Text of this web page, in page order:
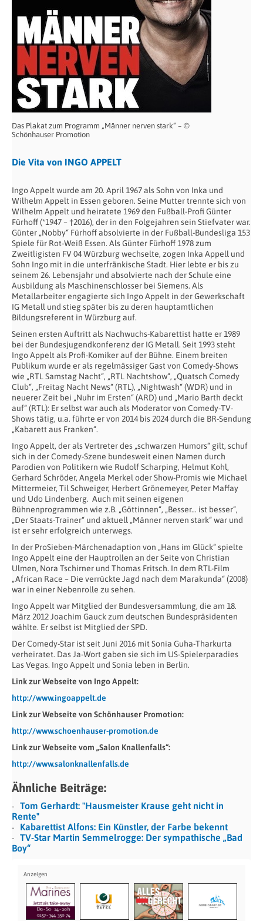
Das Plakat zum Programm „Männer nerven stark“ – ©
Schönhauser Promotion
Die Vita von INGO APPELT
Ingo Appelt wurde am 20. April 1967 als Sohn von Inka und
Wilhelm Appelt in Essen geboren. Seine Mutter trennte sich von
Wilhelm Appelt und heiratete 1969 den Fußball-Profi Günter
Fürhoff (*1947 – †2016), der in den Folgejahren sein Stiefvater war.
Günter „Nobby“ Fürhoff absolvierte in der Fußball-Bundesliga 153
Spiele für Rot-Weiß Essen. Als Günter Fürhoff 1978 zum
Zweitligisten FV 04 Würzburg wechselte, zogen Inka Appell und
Sohn Ingo mit in die unterfränkische Stadt. Hier lebte er bis zu
seinem 26. Lebensjahr und absolvierte nach der Schule eine
Ausbildung als Maschinenschlosser bei Siemens. Als
Metallarbeiter engagierte sich Ingo Appelt in der Gewerkschaft
IG Metall und stieg später bis zu deren hauptamtlichen
Bildungsreferent in Würzburg auf.
Seinen ersten Auftritt als Nachwuchs-Kabarettist hatte er 1989
bei der Bundesjugendkonferenz der IG Metall. Seit 1993 steht
Ingo Appelt als Profi-Komiker auf der Bühne. Einem breiten
Publikum wurde er als regelmässiger Gast von Comedy-Shows
wie „RTL Samstag Nacht“, „RTL Nachtshow“, „Quatsch Comedy
Club“, „Freitag Nacht News“ (RTL), „Nightwash“ (WDR) und in
neuerer Zeit bei „Nuhr im Ersten“ (ARD) und „Mario Barth deckt
auf“ (RTL): Er selbst war auch als Moderator von Comedy-TV-
Shows tätig, u.a. führte er von 2014 bis 2024 durch die BR-Sendung
„Kabarett aus Franken“.
Ingo Appelt, der als Vertreter des „schwarzen Humors“ gilt, schuf
sich in der Comedy-Szene bundesweit einen Namen durch
Parodien von Politikern wie Rudolf Scharping, Helmut Kohl,
Gerhard Schröder, Angela Merkel oder Show-Promis wie Michael
Mittermeier, Til Schweiger, Herbert Grönemeyer, Peter Maffay
und Udo Lindenberg. Auch mit seinen eigenen
Bühnenprogrammen wie z.B. „Göttinnen“, „Besser… ist besser“,
„Der Staats-Trainer“ und aktuell „Männer nerven stark“ war und
ist er sehr erfolgreich unterwegs.
In der ProSieben-Märchenadaption von „Hans im Glück“ spielte
Ingo Appelt eine der Hauptrollen an der Seite von Christian
Ulmen, Nora Tschirner und Thomas Fritsch. In dem RTL-Film
„African Race – Die verrückte Jagd nach dem Marakunda“ (2008)
war in einer Nebenrolle zu sehen.
Ingo Appelt war Mitglied der Bundesversammlung, die am 18.
März 2012 Joachim Gauck zum deutschen Bundespräsidenten
wählte. Er selbst ist Mitglied der SPD.
Der Comedy-Star ist seit Juni 2016 mit Sonia Guha-Tharkurta
verheiratet. Das Ja-Wort gaben sie sich im US-Spielerparadies
Las Vegas. Ingo Appelt und Sonia leben in Berlin.
Link zur Webseite von Ingo Appelt:
http://www.ingoappelt.de
Link zur Webseite von Schönhauser Promotion:
http://www.schoenhauser-promotion.de
Link zur Webseite vom „Salon Knallenfalls“:
http://www.salonknallenfalls.de
Ähnliche Beiträge:
Tom Gerhardt: "Hausmeister Krause geht nicht in
Rente"
Kabarettist Alfons: Ein Künstler, der Farbe bekennt
TV-Star Martin Semmelrogge: Der sympathische „Bad
Boy“